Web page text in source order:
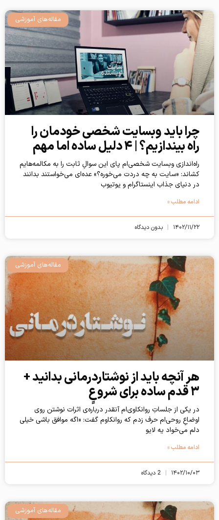
مقاله‌های آموزشی
چرا باید وبسایت شخصی خودمان را
راه بیندازیم؟ | ۴ دلیل ساده اما مهم
راه‌اندازی وبسایت شخصی‌ام پای این سوالِ ثابت را به مکالمه‌هایم
کشاند: «سایت به چه دردت می‌خوره؟» عده‌ای می‌خواستند بدانند
در دنیای جذاب اینستاگرام و یوتیوب
ادامه مطلب »
۱۴۰۲/۱۱/۲۲ بدون دیدگاه
مقاله‌های آموزشی
هر آنچه باید از نوشتاردرمانی بدانید +
۳ قدم ساده برای شروعِِ
در یکی از جلساتِ روانکاوی‌ام آنقدر درباره‌ی‌ اثرات نوشتن روی
اوضاعِ روحی‌ام حرف زدم که‌ روانکاوم گفت: «اگه موافق باشی خیلی
دلم‌ می‌خواد یه‌ لایو
ادامه مطلب »
۱۴۰۲/۱۰/۰۳
مقاله‌های آموزشی